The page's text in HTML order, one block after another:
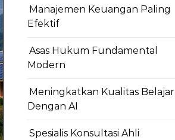
Manajemen Keuangan Paling
Efektif
Asas Hukum Fundamental
Modern
Meningkatkan Kualitas Belajar
Dengan AI
Spesialis Konsultasi Ahli